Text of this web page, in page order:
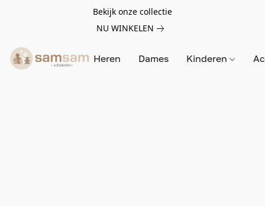
Bekijk onze collectie
NU WINKELEN
Heren Dames Kinderen